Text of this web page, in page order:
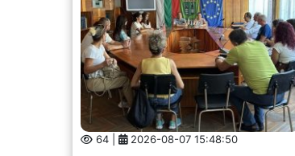
64 | 2026-08-07 15:48:50